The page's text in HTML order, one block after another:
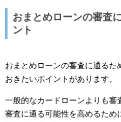
おまとめローンの審査
ント
おまとめローンの審査に通るた
おきたいポイントがあります。
一般的なカードローンよりも審
審査に通る可能性を高めるため